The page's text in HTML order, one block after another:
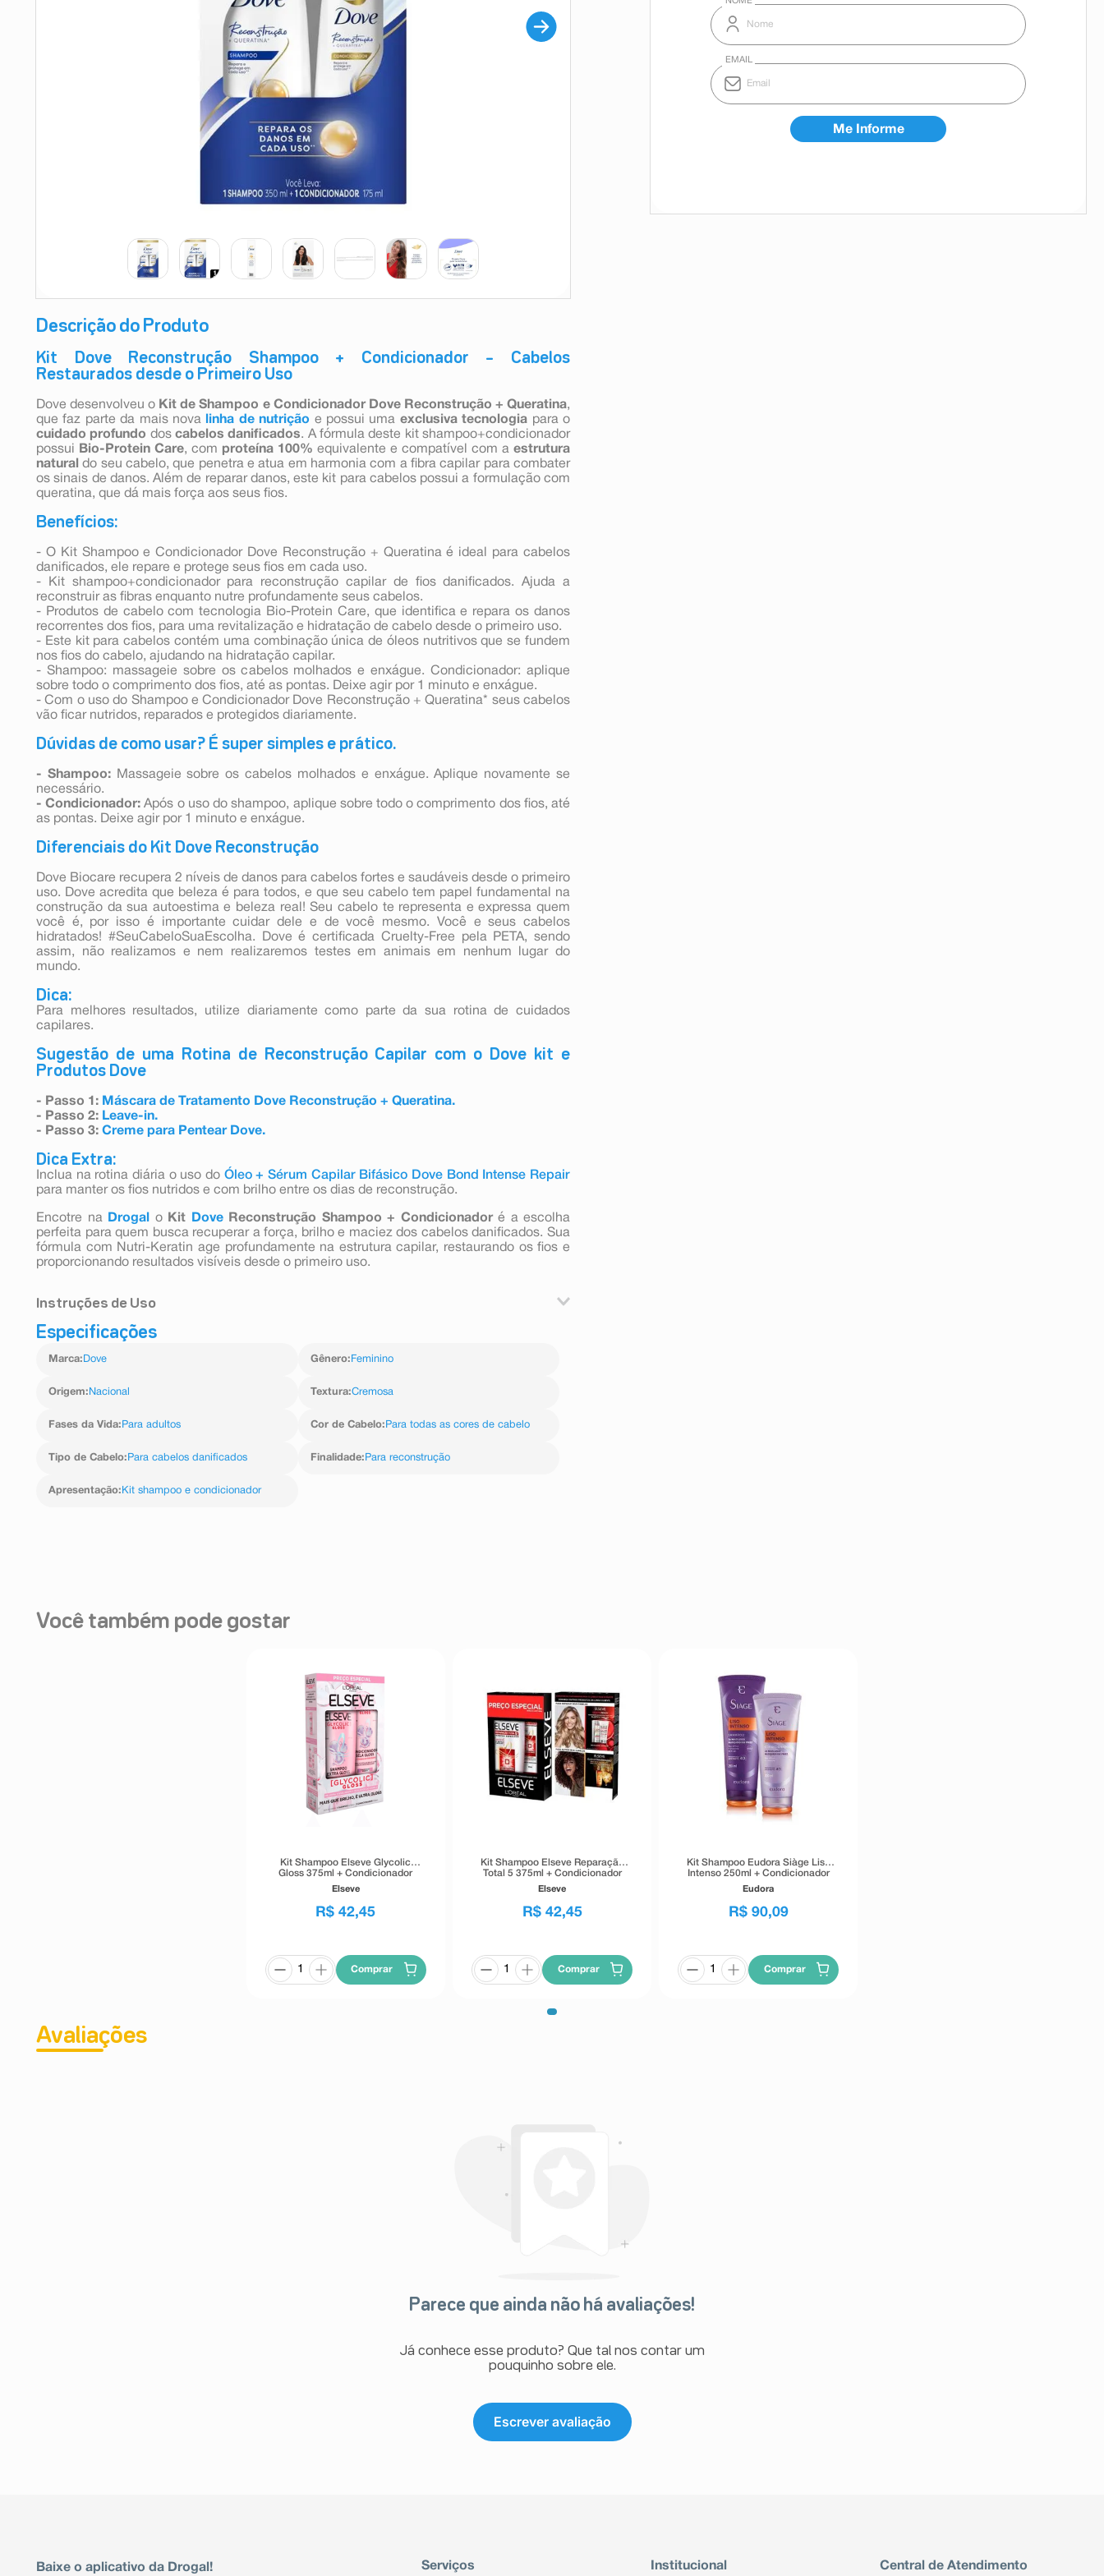
Descrição do Produto
Kit Dove Reconstrução Shampoo + Condicionador – Cabelos
Restaurados desde o Primeiro Uso
Dove desenvolveu o Kit de Shampoo e Condicionador Dove Reconstrução + Queratina,
que faz parte da mais nova
linha de nutrição e possui uma exclusiva tecnologia para o
cuidado profundo doscabelos danificados. A fórmula deste kit shampoo+condicionador
possui
Bio-Protein Care, com proteína 100% equivalente e compatível com a estrutura
naturaldo seu cabelo, que penetra e atua em harmonia com a fibra capilar para combater
os sinais de danos. Além de reparar danos, este kit para cabelos possui a formulação com
queratina, que dá mais força aos seus fios.
Benefícios:
- O Kit Shampoo e Condicionador Dove Reconstrução + Queratina é ideal para cabelos
danificados, ele repare e protege seus fios em cada uso.
- Kit shampoo+condicionador para reconstrução capilar de fios danificados. Ajuda a
reconstruir as fibras enquanto nutre profundamente seus cabelos.
- Produtos de cabelo com tecnologia Bio-Protein Care, que identifica e repara os danos
recorrentes dos fios, para uma revitalização e hidratação de cabelo desde o primeiro uso.
- Este kit para cabelos contém uma combinação única de óleos nutritivos que se fundem
nos fios do cabelo, ajudando na hidratação capilar.
- Shampoo: massageie sobre os cabelos molhados e enxágue. Condicionador: aplique
sobre todo o comprimento dos fios, até as pontas. Deixe agir por 1 minuto e enxágue.
- Com o uso do Shampoo e Condicionador Dove Reconstrução + Queratina* seus cabelos
vão ficar nutridos, reparados e protegidos diariamente.
Dúvidas de como usar? É super simples e prático.
- Shampoo:Massageie sobre os cabelos molhados e enxágue. Aplique novamente se
necessário.
- Condicionador: Após o uso do shampoo, aplique sobre todo o comprimento dos fios, até
as pontas. Deixe agir por 1 minuto e enxágue.
Diferenciais do Kit Dove Reconstrução
Dove Biocare recupera 2 níveis de danos para cabelos fortes e saudáveis desde o primeiro
uso. Dove acredita que beleza é para todos, e que seu cabelo tem papel fundamental na
construção da sua autoestima e beleza real! Seu cabelo te representa e expressa quem
você é, por isso é importante cuidar dele e de você mesmo. Você e seus cabelos
hidratados! #SeuCabeloSuaEscolha. Dove é certificada Cruelty-Free pela PETA, sendo
assim, não realizamos e nem realizaremos testes em animais em nenhum lugar do
mundo.
Dica:
Para melhores resultados, utilize diariamente como parte da sua rotina de cuidados
capilares.
Sugestão de uma Rotina de Reconstrução Capilar com o Dove kit e
Produtos Dove
- Passo 1: Máscara de Tratamento Dove Reconstrução + Queratina.
- Passo 2: Leave-in.
- Passo 3: Creme para Pentear Dove.
Dica Extra:
Inclua na rotina diária o uso do Óleo + Sérum Capilar Bifásico Dove Bond Intense Repair
para manter os fios nutridos e com brilho entre os dias de reconstrução.
Encotre na Drogal o Kit Dove Reconstrução Shampoo + Condicionadoré a escolha
perfeita para quem busca recuperar a força, brilho e maciez dos cabelos danificados. Sua
fórmula com Nutri-Keratin age profundamente na estrutura capilar, restaurando os fios e
proporcionando resultados visíveis desde o primeiro uso.
Instruções de Uso
- Shampoo: Massageie sobre os cabelos molhados e enxágue. Aplique novamente se
- Condicionador: Após o uso do shampoo, aplique sobre todo o comprimento dos fios, até
Especificações
Marca: Dove Gênero: Feminino
Origem: Nacional Textura:Cremosa
Fases da Vida: Para adultos Cor de Cabelo: Para todas as cores de cabelo
Tipo de Cabelo: Para cabelos danificados Finalidade: Para reconstrução
Apresentação: Kit shampoo e condicionador
Você também pode gostar
Kit Shampoo Elseve Glycolic
Gloss 375ml + Condicionador
170ml
Elseve
R$ 42,45
Comprar
Kit Shampoo Elseve Reparação
Total 5 375ml + Condicionador
170ml
Elseve
R$ 42,45
Comprar
Kit Shampoo Eudora Siàge Liso
Intenso 250ml + Condicionador
Eudora Siàge Liso Intenso 125ml
Eudora
R$ 90,09
Comprar
Avaliações
Parece que ainda não há avaliações!
Já conhece esse produto? Que tal nos contar um
pouquinho sobre ele.
Escrever avaliação
Baixe o aplicativo da Drogal! Serviços Institucional Central de Atendimento
absorvente
10ºshampoo